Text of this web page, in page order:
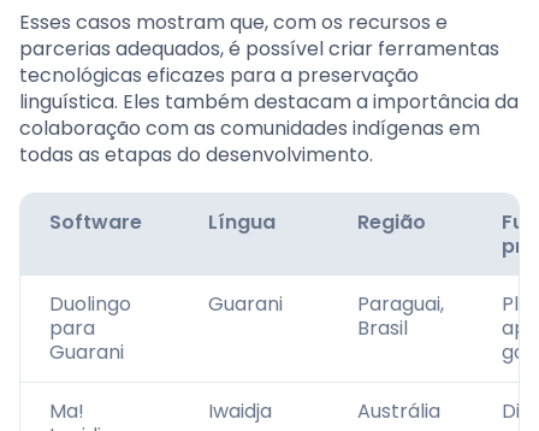
Esses casos mostram que, com os recursos e
parcerias adequados, é possível criar ferramentas
tecnológicas eficazes para a preservação
linguística. Eles também destacam a importância da
colaboração com as comunidades indígenas em
todas as etapas do desenvolvimento.
Software Língua Região
Duolingo
para
Guarani
Guarani
Paraguai,
Brasil
Ma!
Iwaidja Austrália